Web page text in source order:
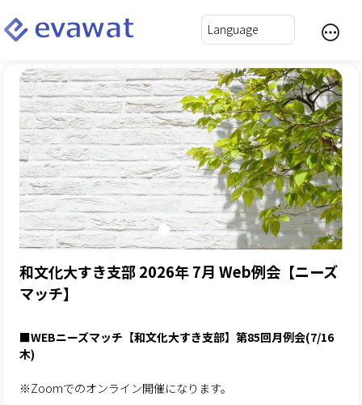
和文化大すき支部 2026年 7月 Web例会【ニーズ
マッチ】
■WEBニーズマッチ【和文化大すき支部】第85回月例会(7/16
木)
※Zoomでのオンライン開催になります。